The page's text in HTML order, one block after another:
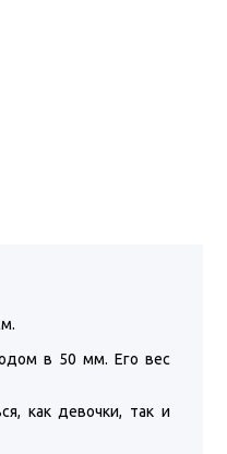
в 50 мм. Его вес
как девочки, так и